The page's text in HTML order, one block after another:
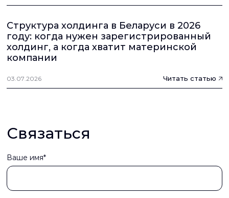
Структура холдинга в Беларуси в 2026
году: когда нужен зарегистрированный
холдинг, а когда хватит материнской
компании
03.07.2026 Читать статью
Связаться
Ваше имя*